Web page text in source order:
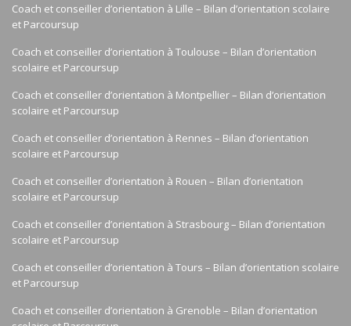
Coach et conseiller d’orientation à Lille – Bilan d’orientation scolaire
et Parcoursup
Coach et conseiller d’orientation à Toulouse – Bilan d’orientation
scolaire et Parcoursup
Coach et conseiller d’orientation à Montpellier – Bilan d’orientation
scolaire et Parcoursup
Coach et conseiller d’orientation à Rennes – Bilan d’orientation
scolaire et Parcoursup
Coach et conseiller d’orientation à Rouen – Bilan d’orientation
scolaire et Parcoursup
Coach et conseiller d’orientation à Strasbourg – Bilan d’orientation
scolaire et Parcoursup
Coach et conseiller d’orientation à Tours – Bilan d’orientation scolaire
et Parcoursup
Coach et conseiller d’orientation à Grenoble – Bilan d’orientation